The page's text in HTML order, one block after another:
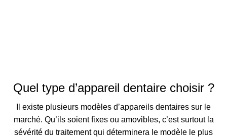
Quel type d’appareil dentaire choisir ?
Il existe plusieurs modèles d’appareils dentaires sur le
marché. Qu’ils soient fixes ou amovibles, c’est surtout la
sévérité du traitement qui déterminera le modèle le plus